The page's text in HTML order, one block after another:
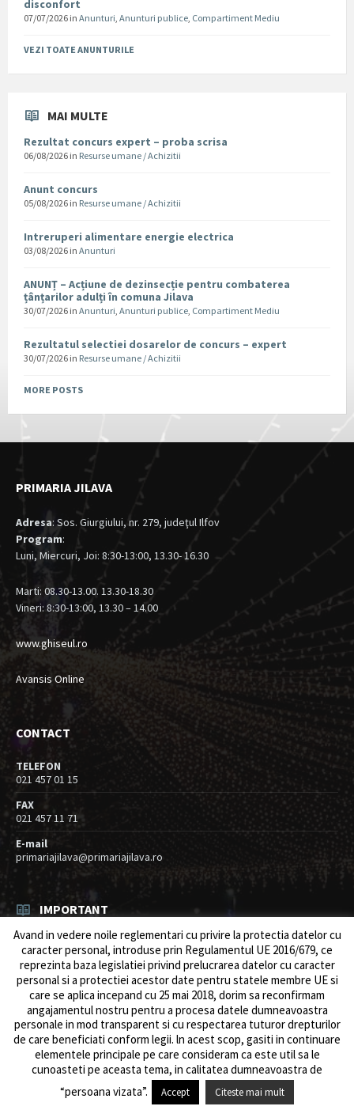
disconfort
07/07/2026 in Anunturi, Anunturi publice, Compartiment Mediu
VEZI TOATE ANUNTURILE
MAI MULTE
Rezultat concurs expert – proba scrisa
06/08/2026 in Resurse umane / Achizitii
Anunt concurs
05/08/2026 in Resurse umane / Achizitii
Intreruperi alimentare energie electrica
03/08/2026 in Anunturi
ANUNȚ – Acțiune de dezinsecție pentru combaterea
țânțarilor adulți în comuna Jilava
30/07/2026 in Anunturi, Anunturi publice, Compartiment Mediu
Rezultatul selectiei dosarelor de concurs – expert
30/07/2026 in Resurse umane / Achizitii
MORE POSTS
PRIMARIA JILAVA
Adresa: Sos. Giurgiului, nr. 279, judeţul Ilfov
Program:
Luni, Miercuri, Joi: 8:30-13:00, 13.30- 16.30
Marti: 08.30-13.00. 13.30-18.30
Vineri: 8:30-13:00, 13.30 – 14.00
www.ghiseul.ro
Avansis Online
CONTACT
TELEFON
021 457 01 15
FAX
021 457 11 71
E-mail
primariajilava@primariajilava.ro
IMPORTANT
Rezultat concurs expert – proba scrisa
06/08/2026 inResurse umane / Achizitii
Anunt concurs
05/08/2026 Resurse umane / Achizitii
© 2026 Primăria Comunei Jilava. Dev byows.ro
Avand in vedere noile reglementari cu privire la protectia datelor cu
caracter personal, introduse prin Regulamentul UE 2016/679, ce
reprezinta baza legislatiei privind prelucrarea datelor cu caracter
personal si a protectiei acestor date pentru statele membre UE si
care se aplica incepand cu 25 mai 2018, dorim sa reconfirmam
angajamentul nostru pentru a procesa datele dumneavoastra
personale in mod transparent si cu respectarea tuturor drepturilor
de care beneficiati conform legii. ln acest scop, gasiti in continuare
elementele principale pe care consideram ca este util sa le
cunoasteti pe aceasta tema, in calitatea dumneavoastra de
“persoana vizata”.
Accept Citeste mai mult